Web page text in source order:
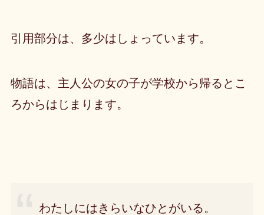
引用部分は、多少はしょっています。
物語は、主人公の女の子が学校から帰るとこ
ろからはじまります。
わたしにはきらいなひとがいる。